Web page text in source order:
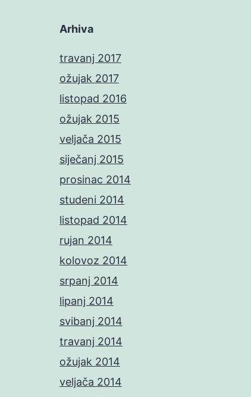
Arhiva
travanj 2017
ožujak 2017
listopad 2016
ožujak 2015
veljača 2015
siječanj 2015
prosinac 2014
studeni 2014
listopad 2014
rujan 2014
kolovoz 2014
srpanj 2014
lipanj 2014
svibanj 2014
travanj 2014
ožujak 2014
veljača 2014